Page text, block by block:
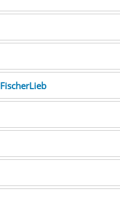
FischerLieb